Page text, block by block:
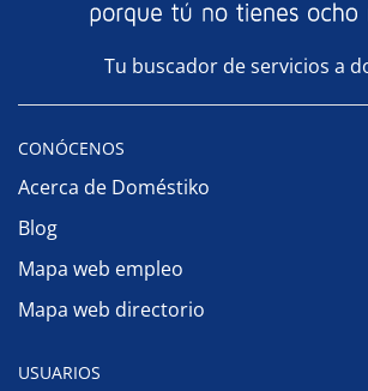
Tu buscador de servicios a
CONÓCENOS
Acerca de Doméstiko
Blog
Mapa web empleo
Mapa web directorio
USUARIOS